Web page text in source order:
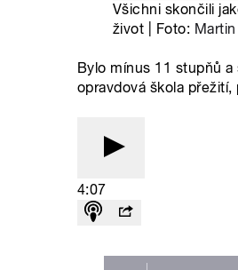
Všichni skončili
život | Foto:
Bylo mínus 11 stupňů
opravdová škola
4:07